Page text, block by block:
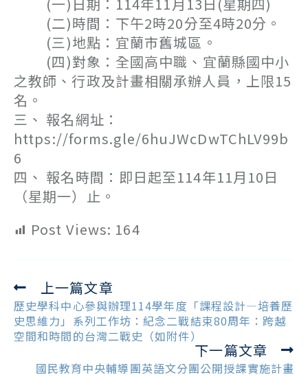
(二)時間：下午2時20分至4時20分。
(三)地點：宜蘭市舊城區。
(四)對象：全國高中職、宜蘭縣國中小
之教師、行政及計畫相關承辦人員，上限15
名。
三、 報名網址：
https://forms.gle/6huJWcDwTChLV99b
6
四、 報名時間：即日起至114年11月10日
（星期一）止。
Post Views: 164
Read
more
articles
上一篇文章
歷史學科中心參與辦理114學年度「課程設計—培養歷
史思維力」系列工作坊：紀念二戰結束80周年：跨越
空間和時間的台灣二戰史（如附件）
下一篇文章
國民教育中央輔導團英語文分團公開授課實施計畫